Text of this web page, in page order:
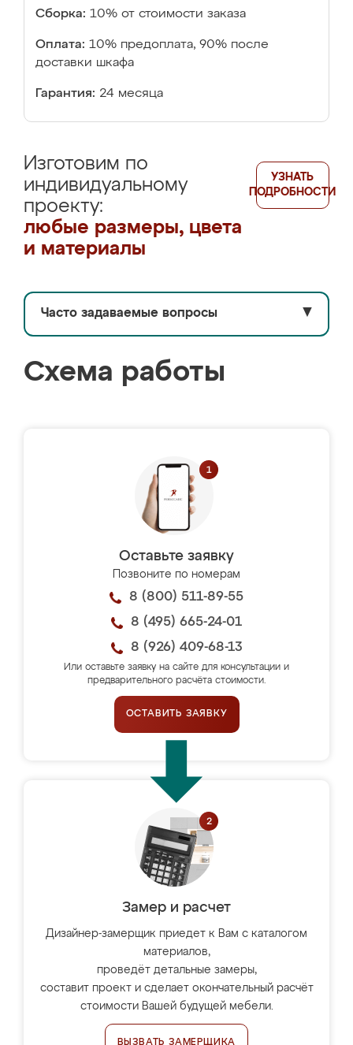
Сборка: 10% от стоимости заказа
Оплата: 10% предоплата, 90% после
доставки шкафа
Гарантия: 24 месяца
Изготовим по
индивидуальному
проекту:
любые размеры, цвета
и материалы
УЗНАТЬ
ПОДРОБНОСТИ
Часто задаваемые вопросы ▼
Схема работы
Оставьте заявку
Позвоните по номерам
8 (800) 511-89-55
8 (495) 665-24-01
8 (926) 409-68-13
Или оставьте заявку на сайте для консультации и
предварительного расчёта стоимости.
ОСТАВИТЬ ЗАЯВКУ
Замер и расчет
Дизайнер-замерщик приедет к Вам с каталогом
материалов,
проведёт детальные замеры,
составит проект и сделает окончательный расчёт
стоимости Вашей будущей мебели.
ВЫЗВАТЬ ЗАМЕРЩИКА